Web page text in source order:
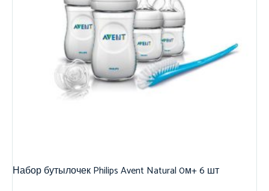
Набор бутылочек Philips Avent Natural 0м+ 6 шт